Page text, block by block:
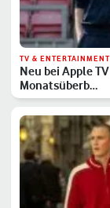
TV & ENTERTAINMENT
Neu bei Apple
Monatsüberb…